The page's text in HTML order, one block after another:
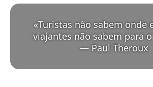
«Turistas não sabem onde
viajantes não sabem para
— Paul Theroux